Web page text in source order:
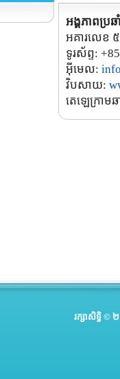
អង្គភាពប្
អគារលេខ
ទូរស័ព្ទ:
អ៊ីមេល:
វិបសាយ:
តេឡេក្រា
រក្សាសិទ្ធិ ©